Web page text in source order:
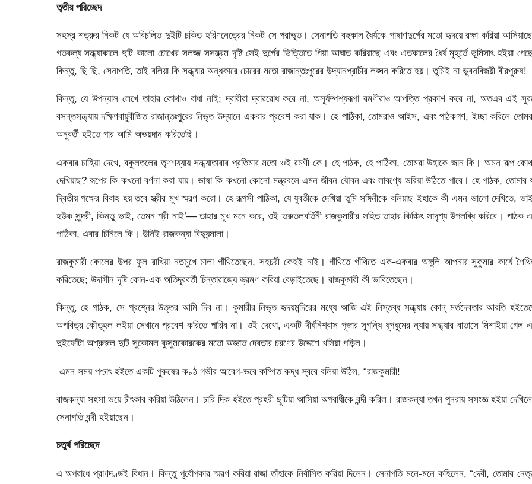
তৃতীয় পরিচ্ছেদ
সহস্র শত্রুর নিকট যে অবিচলিত দুইটি চকিত হরিণনেত্রের নিকট সে পরাভূত। সেনাপতি বহুকাল ধৈর্যকে পাষাণদুর্গের মতাে হৃদয়ে রক্ষা করিয়া
গতকল্য সন্ধ্যাকালে দুটি কালাে চোখের সলজ্জ সসম্ভ্রম দৃষ্টি সেই দুর্গের ভিত্তিতে গিয়া আঘাত করিয়াছে এবং এতকালের ধৈর্য মুহূর্তে ভূমিসাৎহইয়া
কিন্তু, ছি ছি, সেনাপতি, তাই বলিয়া কি সন্ধ্যার অন্ধকারে চোরের মতো রাজান্তঃপুরের উদ্যানপ্রাচীর লঙ্ঘন করিতে হয়। তুমিই না ভুবনবিজয়ী বীরপুরুষ!
কিন্তু, যে উপন্যাস লেখে তাহার কোথাও বাধা নাই; দ্বারীরা দ্বাররােধ করে না, অসূর্যম্পশ্যরূপা রমণীরাও আপত্তি প্রকাশ করে না, অতএব এই
বসন্তসন্ধ্যায় দক্ষিণবায়ুবীজিত রাজান্তঃপুরের নিভৃত উদ্যানে একবার প্রবেশ করা যাক। হে পাঠিকা, তােমরাও আইস, এবং পাঠকগণ, ইচ্ছা করিলে
অনুবর্তী হইতে পার আমি অভয়দান করিতেছি।
একবার চাহিয়া দেখে, বকুলতলের তৃণশয্যায় সন্ধ্যাতারার প্রতিমার মতাে ওই রমণী কে। হে পাঠক, হে পাঠিকা, তােমরা উহাকে জান কি। অমন রূপ
দেখিয়াছ? রূপের কি কখনাে বর্ণনা করা যায়। ভাষা কি কখনাে কোনাে মন্ত্রবলে এমন জীবন যৌবন এবং লাবণ্যে ভরিয়া উঠিতে পারে। হে পাঠক, তােমার
দ্বিতীয় পক্ষের বিবাহ হয় তবে স্ত্রীর মুখ স্মরণ করাে। হে রূপসী পাঠিকা, যে যুবতীকে দেখিয়া তুমি সঙ্গিনীকে বলিয়াছ ইহাকে কী এমন ভালাে দেখিতে,
হউক সুন্দরী, কিন্তু ভাই, তেমন শ্রী নাই’— তাহার মুখ মনে করে, ওই তরুতলবর্তিনী রাজকুমারীর সহিত তাহার কিঞ্চিৎ সাদৃশ্য উপলব্ধি করিবে। পাঠক
পাঠিকা, এবার চিনিলে কি। উনিই রাজকন্যা বিদ্যুন্মালা।
রাজকুমারী কোলের উপর ফুল রাখিয়া নতমুখে মালা গাঁথিতেছেন, সহচরী কেহই নাই। গাঁথিতে গাঁথিতে এক-একবার অঙ্গুলি আপনার সুকুমার কার্যে
করিতেছে; উদাসীন দৃষ্টি কোন-এক অতিদূরবর্তী চিন্তারাজ্যে ভ্রমণ করিয়া বেড়াইতেছে। রাজকুমারী কী ভাবিতেছেন।
কিন্তু, হে পাঠক, সে প্রশ্নের উত্তর আমি দিব না। কুমারীর নিভৃত হৃদয়মন্দিরের মধ্যে আজি এই নিস্তব্ধ সন্ধ্যায় কোন্ মর্তদেবতার আরতি
অপবিত্র কৌতূহল লইয়া সেখানে প্রবেশ করিতে পারিব না। ওই দেখাে, একটি দীর্ঘনিশ্বাস পূজার সুগন্ধি ধূপধুমের ন্যায় সন্ধ্যার বাতাসে মিশাইয়া গেল
দুইফোঁঁটা অশ্রুজল দুটি সুকোমল কুসুমকোরকের মতাে অজ্ঞাত দেবতার চরণের উদ্দেশে খসিয়া পড়িল।
এমন সময় পশ্চাৎ হইতে একটি পুরুষের কণ্ঠ গভীর আবেগ-ভরে কম্পিত রুদ্ধ স্বরে বলিয়া উঠিল, “রাজকুমারী!
রাজকন্যা সহসা ভয়ে চীৎকার করিয়া উঠিলেন। চারি দিক হইতে প্রহরী ছুটিয়া আসিয়া অপরাধীকে বন্দী করিল। রাজকন্যা তখন পুনরায় সসংজ্ঞ হইয়া
সেনাপতি বন্দী হইয়াছেন।
চতুর্থ পরিচ্ছেদ
এ অপরাধে প্রাণদণ্ডই বিধান। কিন্তু পূর্বোপকার স্মরণ করিয়া রাজা তাঁহাকে নির্বাসিত করিয়া দিলেন। সেনাপতি মনে-মনে কহিলেন, “দেবী, তােমার